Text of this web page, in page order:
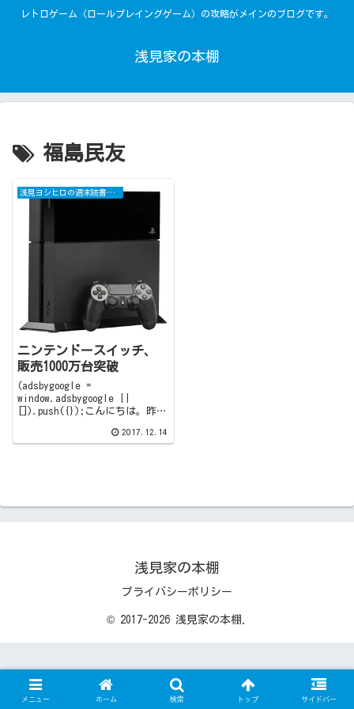
レトロゲーム（ロールプレイングゲーム）の攻略がメインのブログです。
浅見家の本棚
福島民友
浅見ヨシヒロの週末読書日記
ニンテンドースイッチ、
販売1000万台突破
(adsbygoogle =
window.adsbygoogle ||
[]).push({});こんにちは。昨日
だ多分に残っているものの本日
2017.12.14
浅見家の本棚
プライバシーポリシー
© 2017-2026 浅見家の本棚.
メニュー ホーム 検索 トップ サイドバー